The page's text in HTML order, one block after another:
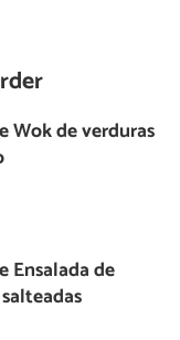
Wok de verduras
Ensalada de